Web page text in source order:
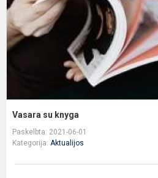
Vasara su knyga
Paskelbta: 2021-06-01
Kategorija: Aktualijos